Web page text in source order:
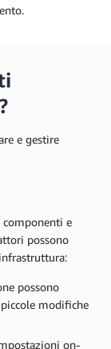
e gestire
componenti e
possono
possono
modifiche
on-